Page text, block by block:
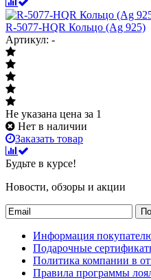
R-5077-HQR Кольцо (Ag 925)
Артикул: -
Не указана цена за 1
Нет в наличии
Заказать товар
Будьте в курсе!
Новости, обзоры и акции
Информация
Подарочные
Политика компании в
Правила программы